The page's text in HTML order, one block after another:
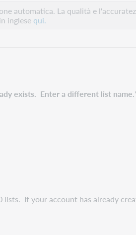
automatica. La qualità e
inglese qui.
exists. Enter a different list name.
If your account has already